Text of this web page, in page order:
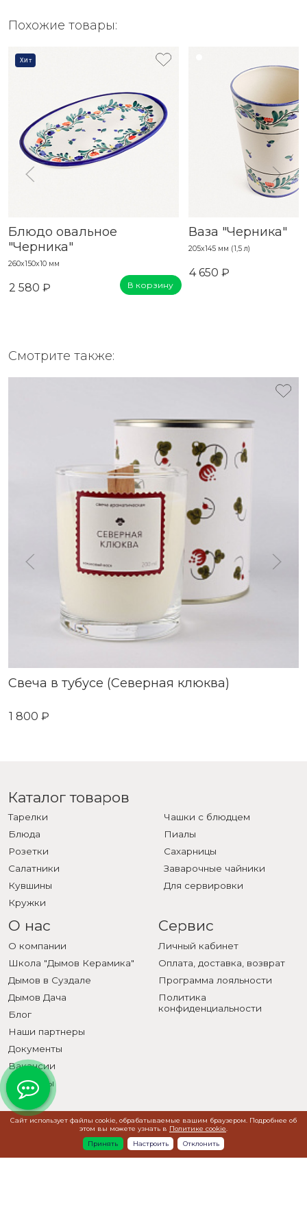
Похожие товары:
Хит
Блюдо овальное
"Черника"
260х150х10 мм
2 580 ₽ В корзину
Ваза "Черника"
205х145 мм (1,5 л)
4 650 ₽
Смотрите также:
Свеча в тубусе (Северная клюква)
1 800 ₽
Каталог товаров
Тарелки
Блюда
Розетки
Салатники
Кувшины
Кружки
Чашки с блюдцем
Пиалы
Сахарницы
Заварочные чайники
Для сервировки
О нас
О компании
Школа "Дымов Керамика"
Дымов в Суздале
Дымов Дача
Блог
Наши партнеры
Документы
Вакансии
Контакты
Сервис
Личный кабинет
Оплата, доставка, возврат
Программа лояльности
Политика
конфиденциальности
Т Банк - Партнер лета 2026
Сайт использует файлы cookie, обрабатываемые вашим браузером. Подробнее об
этом вы можете узнать в Политике cookie
Принять
Настроить Отклонить